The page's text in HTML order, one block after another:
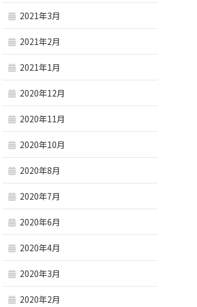
2021年3月
2021年2月
2021年1月
2020年12月
2020年11月
2020年10月
2020年8月
2020年7月
2020年6月
2020年4月
2020年3月
2020年2月